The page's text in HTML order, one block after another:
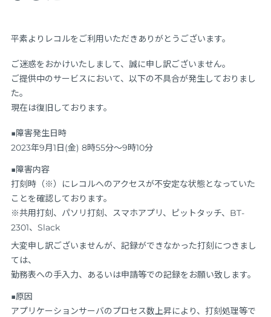
平素よりレコルをご利用いただきありがとうございます。
ご迷惑をおかけいたしまして、誠に申し訳ございません。
ご提供中のサービスにおいて、以下の不具合が発生しておりまし
た。
現在は復旧しております。
■障害発生日時
2023年9月1日(金) 8時55分～9時10分
■障害内容
打刻時（※）にレコルへのアクセスが不安定な状態となっていた
ことを確認しております。
※共用打刻、パソリ打刻、スマホアプリ、ピットタッチ、BT-
2301、Slack
大変申し訳ございませんが、記録ができなかった打刻につきまし
ては、
勤務表への手入力、あるいは申請等での記録をお願い致します。
■原因
アプリケーションサーバのプロセス数上昇により、打刻処理等で